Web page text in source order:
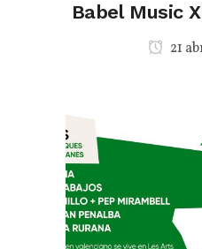
Babel Music
21